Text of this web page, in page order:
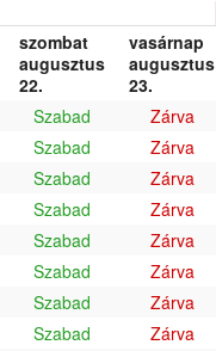
szombat
augusztus
22.
vasárnap
augusztus
23.
Szabad
Zárva
Szabad
Zárva
Szabad
Zárva
Szabad
Zárva
Szabad
Zárva
Szabad
Zárva
Szabad
Zárva
Szabad
Zárva